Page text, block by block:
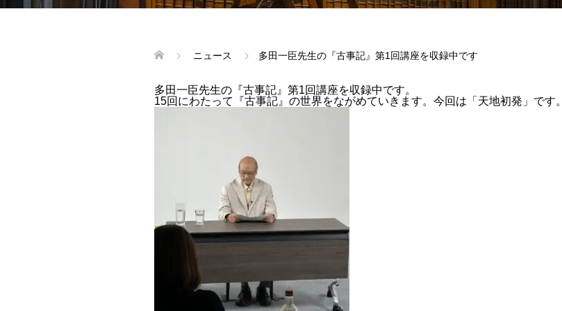
ニュース 多田一臣先生の『古事記』第1回講座を収録中です
多田一臣先生の『古事記』第1回講座を収録中です。
15回にわたって『古事記』の世界をながめていきます。今回は「天地初発」です。